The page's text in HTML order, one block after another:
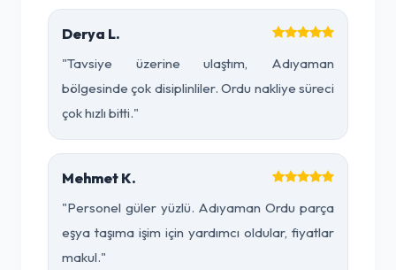
Derya L.
"Tavsiye üzerine ulaştım, Adıyaman
bölgesinde çok disiplinliler. Ordu nakliye süreci
çok hızlı bitti."
Mehmet K.
"Personel güler yüzlü. Adıyaman Ordu parça
eşya taşıma işim için yardımcı oldular, fiyatlar
makul."